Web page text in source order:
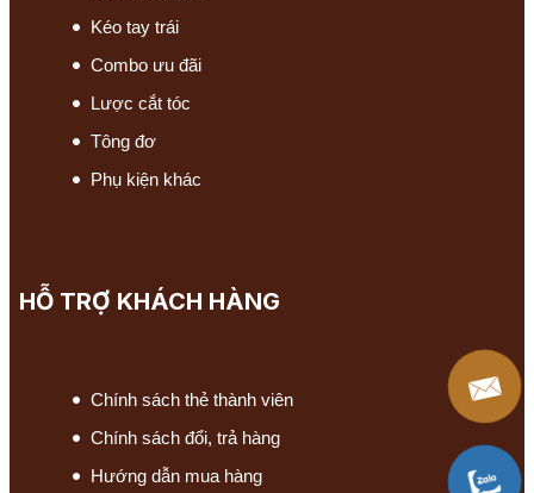
Kéo tay trái
Combo ưu đãi
Lược cắt tóc
Tông đơ
Phụ kiện khác
HỖ TRỢ KHÁCH HÀNG
Chính sách thẻ thành viên
Chính sách đổi, trả hàng
Hướng dẫn mua hàng